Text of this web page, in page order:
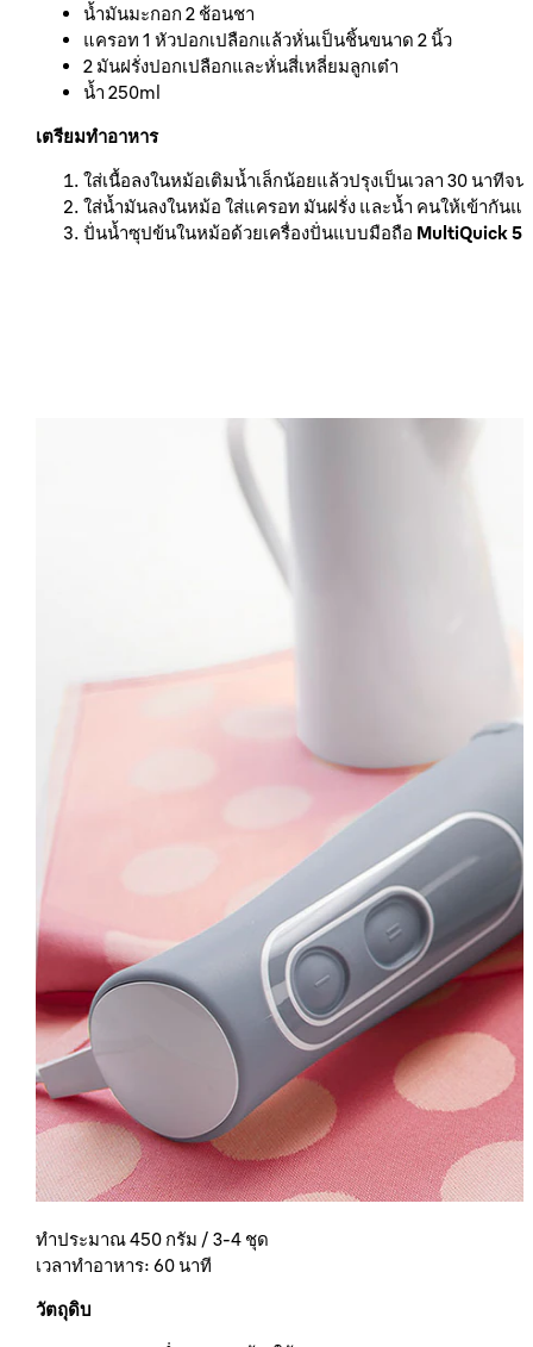
น้ำมันมะกอก 2 ช้อนชา
แครอท 1 หัวปอกเปลือกแล้วหั่นเป็นชิ้นขนาด 2 นิ้ว
2 มันฝรั่งปอกเปลือกและหั่นสี่เหลี่ยมลูกเต๋า
น้ำ 250ml
เตรียมทำอาหาร
ใส่เนื้อลงในหม้อเติมน้ำเล็กน้อยแล้วปรุงเป็นเวลา 30 นาทีจ
ใส่น้ำมันลงในหม้อ ใส่แครอท มันฝรั่ง และน้ำ คนให้เข้ากัน
ปั่นน้ำซุปข้นในหม้อด้วยเครื่องปั่นแบบมือถือ MultiQuick 5
ทำประมาณ 450 กรัม / 3-4 ชุด
เวลาทำอาหาร: 60 นาที
วัตถุดิบ